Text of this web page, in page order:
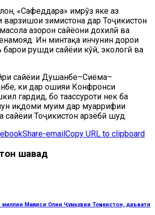
«Сафеддара» имрӯз яке аз
варзишҳои зимистона дар Тоҷикистон
ҳазорон сайёҳони дохилӣ ва
Ин минтақа инчунин дорои
барои рушди сайёҳии кӯҳӣ, экологӣ ва
сайёҳии Душанбе–Сиёма–
ки дар ҳошияи Конфронси
гардид, бо таассуроти нек ба
иқдоми муҳим дар муаррифии
сайёҳии Тоҷикистон арзёбӣ шуд.
Share-email Copy URL to clipboard
шавад
миллии Маҷлиси Олии Ҷумҳурии Тоҷикистон, даъвати